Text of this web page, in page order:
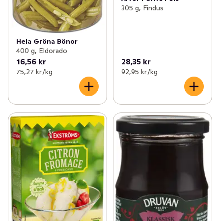
Hela Gröna Bönor
400 g, Eldorado
16,56 kr
75,27 kr /kg
305 g, Findus
28,35 kr
92,95 kr /kg